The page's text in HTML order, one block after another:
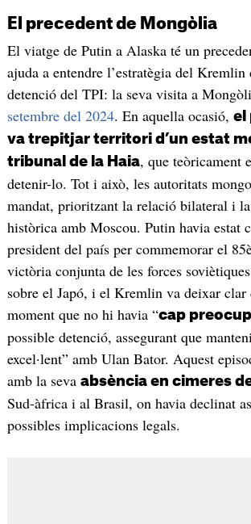
El precedent de Mongòlia
El viatge de Putin a Alaska té un
ajuda a entendre l’estratègia del Kremlin
detenció del TPI: la seva visita a
setembre del 2024. En aquella ocasió, el
va trepitjar territori d’un estat
tribunal de la Haia, que teòricament
detenir-lo. Tot i això, les autoritats
mandat, prioritzant la relació bilateral i
històrica amb Moscou. Putin havia estat
president del país per commemorar el
victòria conjunta de les forces
sobre el Japó, i el Kremlin va deixar clar
moment que no hi havia “cap
possible detenció, assegurant que
excel·lent” amb Ulan Bator. Aquest
amb la seva absència en cimeres
Sud-àfrica i al Brasil, on havia declinat
possibles implicacions legals.